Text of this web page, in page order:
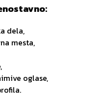
dela,
mesta,
oglase,